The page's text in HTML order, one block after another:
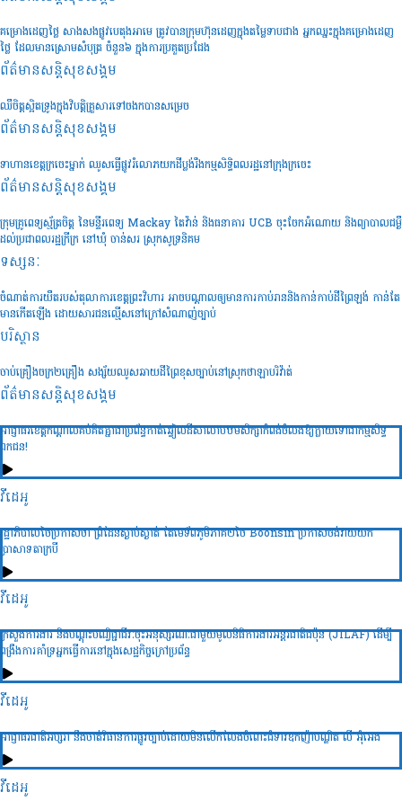
គម្រោងដេញថ្លៃ សាងសងផ្លូវបេតុងអាមេ ត្រូវបានក្រុមហ៊ុនដេញក្នុងតម្លៃទាបជាង អ្នកឈ្នះក្នុងគម្រោងដេញ
ថ្លៃ ដែលមានស្រោមសំបុត្រ ចំនួន៦ ក្នុងការប្រគួតប្រជែង
ព័ត៌មានសន្តិសុខ​សង្គម
ឈឺចិត្តស្អិតទ្រូងក្នុងវិបត្តិគ្រួសារទៅចងកបានសម្រេច
ព័ត៌មានសន្តិសុខ​សង្គម
ទាហានខេត្តក្រចេះម្នាក់ ឈូសធ្វើផ្លូវរំលោភយកដីប្លង់រឹងកម្មសិទ្ធិពលរដ្ឋនៅក្រុងក្រចេះ
ព័ត៌មានសន្តិសុខ​សង្គម
ក្រុមគ្រូពេទ្យស្ម័ត្រចិត្ត នៃមន្ទីរពេទ្យ Mackay តៃវ៉ាន់ និងធនាគារ UCB ចុះចែកអំណោយ និងព្យាបាលជម្ងឺ
ដល់ប្រជាពលរដ្ឋក្រីក្រ នៅឃុំ ចាន់សរ ស្រុកសូទ្រនិគម
ទស្សនៈ
ចំណាត់ការយឺតរបស់តុលាការខេត្តព្រះវិហារ អាចបណ្តាលឲ្យមានការកាប់រាននិងកាន់កាប់ដីព្រៃឡង់ កាន់តែ
មានកើតឡើង ដោយសារជនល្មើសនៅក្រៅសំណាញ់ច្បាប់
បរិស្ថាន
ចាប់គ្រឿងចក្រ២គ្រឿង សង្ស័យឈូសឆាយដីព្រៃខុសច្បាប់នៅស្រុកថាឡាបរិវ៉ាត់
ព័ត៌មានសន្តិសុខ​សង្គម
អាជ្ញាធរខេត្តកណ្តាលគប់គិតគ្នាជាប្រព័ន្ធកាត់ឆ្វៀលដីសាលាបឋមសិក្សាកំពង់ចំលងឱ្យក្លាយទៅជាកម្មសិទ្ធ
ឯកជន!
វីដេអូ
រដ្ឋាភិបាលថៃប្រកាសថា ព្រំដែនស្ងាប់ស្ងាត់ តែមេទ័ពភូមិភាគ២ថៃ Boonsin ប្រកាសចង់វាយយក
ប្រាសាទតាក្របី
វីដេអូ
ក្រសួងការងារ និងបណ្ដុះបណ្វិជ្ជាជីវៈចុះអនុស្សរណៈជាមួយមូលនិធិការងារអន្ដរជាតិជប៉ុន (JILAF) ដើម្បី
ពង្រឹងការគាំទ្រអ្នកធ្វើការនៅក្នុងសេដ្ឋកិច្ចក្រៅប្រព័ន្ធ
វីដេអូ
អាជ្ញាធរជាតិអប្សរា នឹងចាត់វិធានការផ្លូវច្បាប់ដោយមិនលើកលែងចំពោះជំទាវឧកញ៉ាបណ្ឌិត លី អ៊ុំអេង
វីដេអូ